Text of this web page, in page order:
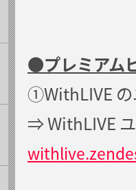
●プレミアム
①WithLIVE の
⇒ WithLIVE